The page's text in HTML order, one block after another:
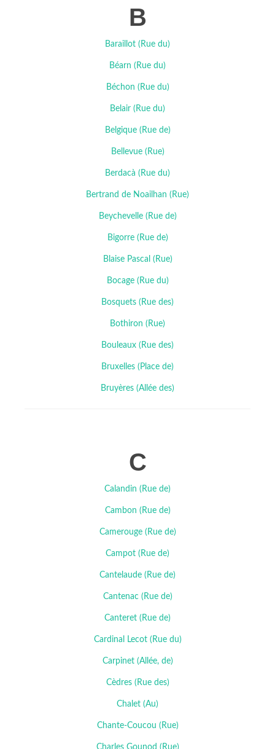
B
Baraillot (Rue du)
Béarn (Rue du)
Béchon (Rue du)
Belair (Rue du)
Belgique (Rue de)
Bellevue (Rue)
Berdacà (Rue du)
Bertrand de Noailhan (Rue)
Beychevelle (Rue de)
Bigorre (Rue de)
Blaise Pascal (Rue)
Bocage (Rue du)
Bosquets (Rue des)
Bothiron (Rue)
Bouleaux (Rue des)
Bruxelles (Place de)
Bruyères (Allée des)
C
Calandin (Rue de)
Cambon (Rue de)
Camerouge (Rue de)
Campot (Rue de)
Cantelaude (Rue de)
Cantenac (Rue de)
Canteret (Rue de)
Cardinal Lecot (Rue du)
Carpinet (Allée, de)
Cèdres (Rue des)
Chalet (Au)
Chante-Coucou (Rue)
Charles Gounod (Rue)